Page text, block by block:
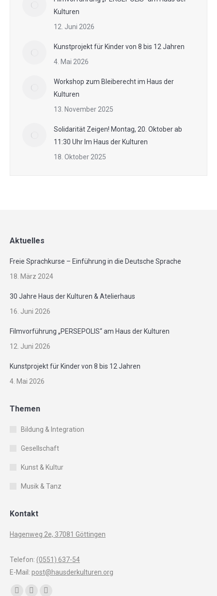
Kulturen
12. Juni 2026
Kunstprojekt für Kinder von 8 bis 12 Jahren
4. Mai 2026
Workshop zum Bleiberecht im Haus der
Kulturen
13. November 2025
Solidarität Zeigen! Montag, 20. Oktober ab
11:30 Uhr Im Haus der Kulturen
18. Oktober 2025
Aktuelles
Freie Sprachkurse – Einführung in die Deutsche Sprache
18. März 2024
30 Jahre Haus der Kulturen & Atelierhaus
16. Juni 2026
Filmvorführung „PERSEPOLIS“ am Haus der Kulturen
12. Juni 2026
Kunstprojekt für Kinder von 8 bis 12 Jahren
4. Mai 2026
Themen
Bildung & Integration
Gesellschaft
Kunst & Kultur
Musik & Tanz
Kontakt
Hagenweg 2e, 37081 Göttingen
Telefon: (0551) 637-54
E-Mail: post@hausderkulturen.org
Finden Sie uns auf: